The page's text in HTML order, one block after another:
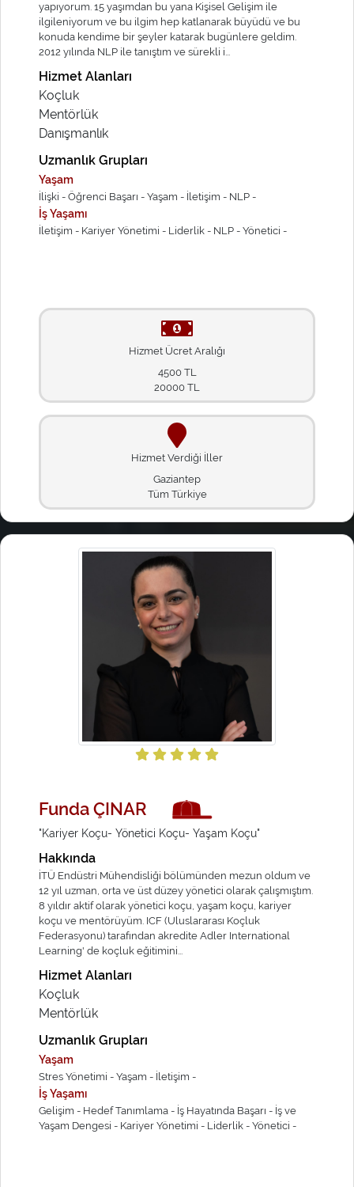
yapıyorum. 15 yaşımdan bu yana Kişisel Gelişim ile
ilgileniyorum ve bu ilgim hep katlanarak büyüdü ve bu
konuda kendime bir şeyler katarak bugünlere geldim.
2012 yılında NLP ile tanıştım ve sürekli i...
Hizmet Alanları
Koçluk
Mentörlük
Danışmanlık
Uzmanlık Grupları
Yaşam
İlişki - Öğrenci Başarı - Yaşam - İletişim - NLP -
İş Yaşamı
İletişim - Kariyer Yönetimi - Liderlik - NLP - Yönetici -
Hizmet Ücret Aralığı
4500 TL
20000 TL
Hizmet Verdiği İller
Gaziantep
Tüm Türkiye
Funda ÇINAR
"Kariyer Koçu- Yönetici Koçu- Yaşam Koçu"
Hakkında
İTÜ Endüstri Mühendisliği bölümünden mezun oldum ve
12 yıl uzman, orta ve üst düzey yönetici olarak çalışmıştım.
8 yıldır aktif olarak yönetici koçu, yaşam koçu, kariyer
koçu ve mentörüyüm. ICF (Uluslararası Koçluk
Federasyonu) tarafından akredite Adler International
Learning' de koçluk eğitimini...
Hizmet Alanları
Koçluk
Mentörlük
Uzmanlık Grupları
Yaşam
Stres Yönetimi - Yaşam - İletişim -
İş Yaşamı
Gelişim - Hedef Tanımlama - İş Hayatında Başarı - İş ve
Yaşam Dengesi - Kariyer Yönetimi - Liderlik - Yönetici -